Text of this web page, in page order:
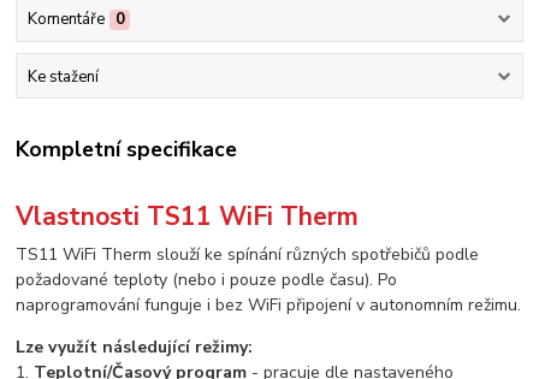
Komentáře 0
Ke stažení
Kompletní specifikace
Vlastnosti TS11 WiFi Therm
TS11 WiFi Therm slouží ke spínání různých spotřebičů podle
požadované teploty (nebo i pouze podle času). Po
naprogramování funguje i bez WiFi připojení v autonomním režimu.
Lze využít následující režimy:
1. Teplotní/Časový program - pracuje dle nastaveného